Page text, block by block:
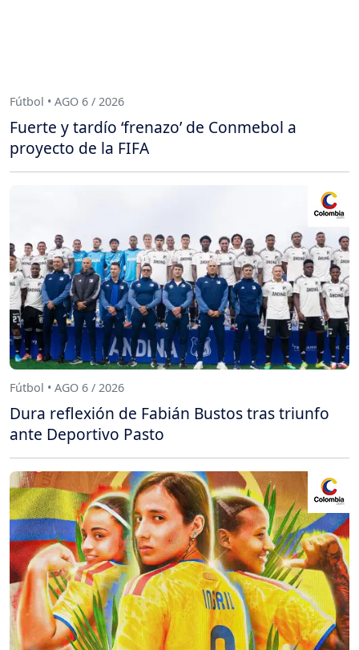
Fútbol • AGO 6 / 2026
Fuerte y tardío ‘frenazo’ de Conmebol a
proyecto de la FIFA
Fútbol • AGO 6 / 2026
Dura reflexión de Fabián Bustos tras triunfo
ante Deportivo Pasto